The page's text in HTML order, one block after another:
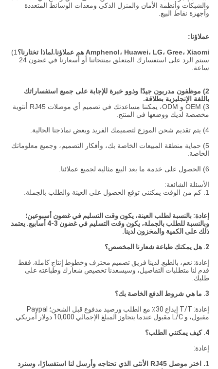
والشبكات وأنظمة الأمان والمنزل الذكي ومعدات الوسائط المتعددة
وأجهزة نقاط البيع.
عملاؤنا:
Amphenol، Huawei، LG، Gree، Xiaomi هم عملاؤنا.
لماذا تختارنا؟ 1)
سيتم الرد على استفسارك المتعلق بمنتجاتنا أو أسعارنا في غضون 24
ساعة.
2) موظفون مدربون جيدًا وذوو خبرة للإجابة على جميع استفساراتك
باللغة الإنجليزية بطلاقة.
3) OEM و ODM، يمكننا مساعدتك في تصميم أي موصلات RJ45 أنثوية
مخصصة لديك ووضعها في المنتج.
4) يتم تقديم شحن الموزع لتصميمك الفريد وبعض نماذجنا الحالية.
5) حماية منطقة المبيعات الخاصة بك، وأفكار التصميم، وجميع معلوماتك
الخاصة.
6) الحصول على خدمة ما بعد البيع مثالية لجميع عملائنا.
الأسئلة الشائعة:
1. كم من الوقت يمكنني توقع الحصول على العينة والطلب بالجملة.
إعادة: بالنسبة لطلب العينة، يكون وقت التسليم في غضون أسبوعين؛
وبالنسبة للطلب بالجملة، يكون وقت التسليم في غضون 3-4 أسابيع. يعتمد
ذلك على الكمية والمخزون لدينا.
2. هل يمكنك طباعة شعارنا المخصص؟
إعادة: نعم، بالطبع. لدينا فريق تصميم محترف وخطوط إنتاج كاملة. فقط
قدم لنا متطلبات التفاصيل، وسيسعدنا تخصيص شعارك وطباعته على
طلبك.
3. ما هي شروط الدفع الخاصة بك؟
إعادة: T/T إيداع 30٪ مع الطلب ورصيد مدفوع قبل الشحن؛ Paypal
مقبول، و L/C مقبول عندما يتجاوز المبلغ الإجمالي 10,000 دولار أمريكي.
4. كيف يمكنني الطلب؟
إعادة:
1. اختر موصل RJ45 الأنثى الذي تحتاجه وأرسل لنا استفسارًا، وسنرد